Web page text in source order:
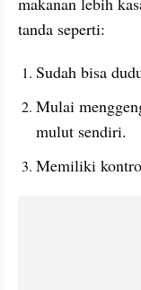
tanda seperti:
Sudah bisa
Mulai
mulut sendiri.
Memiliki